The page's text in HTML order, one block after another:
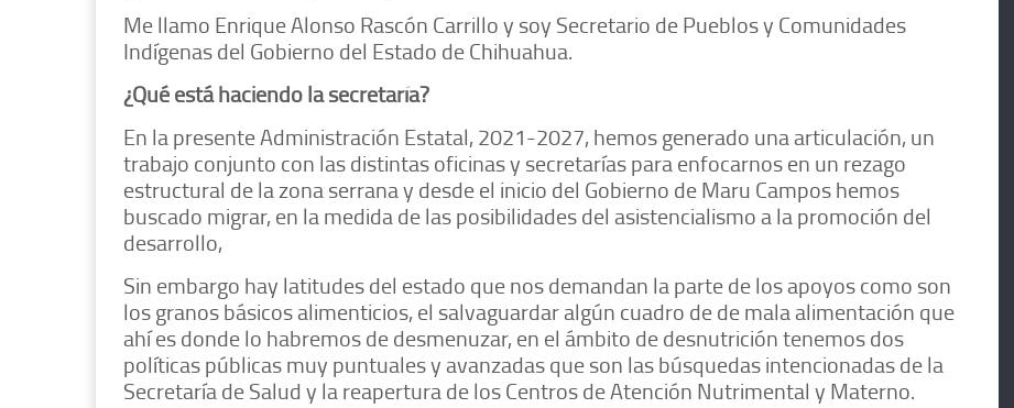
Me llamo Enrique Alonso Rascón Carrillo y soy Secretario de Pueblos y Comunidades
Indígenas del Gobierno del Estado de Chihuahua.
¿Qué está haciendo la secretaría?
En la presente Administración Estatal, 2021-2027, hemos generado una articulación, un
trabajo conjunto con las distintas oficinas y secretarías para enfocarnos en un rezago
estructural de la zona serrana y desde el inicio del Gobierno de Maru Campos hemos
buscado migrar, en la medida de las posibilidades del asistencialismo a la promoción del
desarrollo,
Sin embargo hay latitudes del estado que nos demandan la parte de los apoyos como son
los granos básicos alimenticios, el salvaguardar algún cuadro de de mala alimentación que
ahí es donde lo habremos de desmenuzar, en el ámbito de desnutrición tenemos dos
políticas públicas muy puntuales y avanzadas que son las búsquedas intencionadas de la
Secretaría de Salud y la reapertura de los Centros de Atención Nutrimental y Materno.